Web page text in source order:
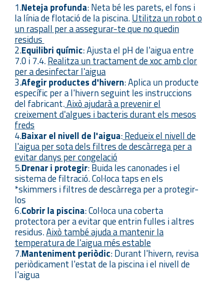
1.Neteja profunda: Neta bé les parets, el fons i
la línia de flotació de la piscina.Utilitza un robot o
un raspall per a assegurar-te que no quedin
residus
2.Equilibri químic: Ajusta el pH de l'aigua entre
7.0 i 7.4.Realitza un tractament de xoc amb clor
per a desinfectar l'aigua
3.Afegir productes d'hivern: Aplica un producte
específic per a l'hivern seguint les instruccions
del fabricant.Això ajudarà a prevenir el
creixement d'algues i bacteris durant els mesos
freds
4.Baixar el nivell de l'aigua:Redueix el nivell de
l'aigua per sota dels filtres de descàrrega per a
evitar danys per congelació
5.Drenar i protegir: Buida les canonades i el
sistema de filtració. Col·loca taps en els
*skimmers i filtres de descàrrega per a protegir-
los
6.Cobrir la piscina: Col·loca una coberta
protectora per a evitar que entrin fulles i altres
residus.Això també ajuda a mantenir la
temperatura de l'aigua més estable
7.Manteniment periòdic: Durant l'hivern, revisa
periòdicament l'estat de la piscina i el nivell de
l'aigua